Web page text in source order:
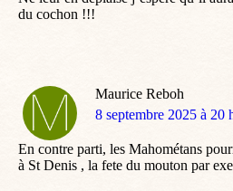
du cochon !!!
Maurice Reboh
dit
8 septembre 2025 à 20
En contre parti, les Mahométans
à St Denis , la fete du mouton par